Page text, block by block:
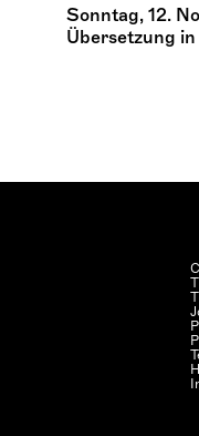
Sonntag, 12.
Übersetzung